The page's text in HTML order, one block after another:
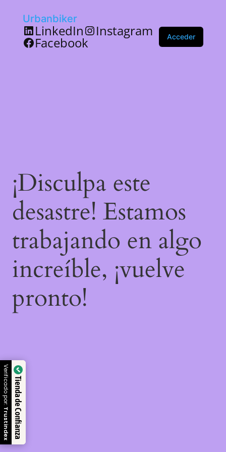
Urbanbiker
LinkedIn Instagram
Facebook Acceder
¡Disculpa este
desastre! Estamos
trabajando en algo
increíble, ¡vuelve
pronto!
Tienda de Confianza
Verificado por:
Trustindex